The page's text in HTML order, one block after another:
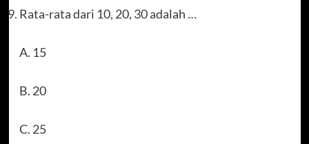
Rata-rata dari 10, 20, 30 adalah …
A. 15
B. 20
C. 25